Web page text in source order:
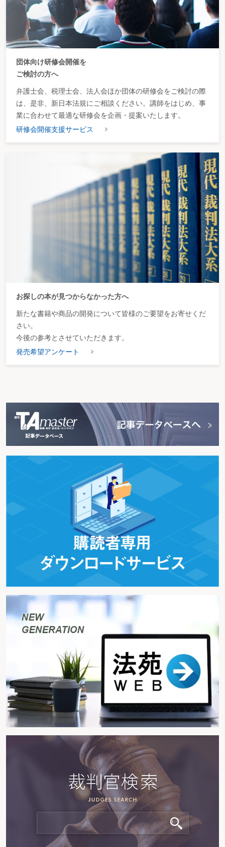
団体向け研修会開催を
ご検討の方へ
弁護士会、税理士会、法人会ほか団体の研修会をご検討の際
は、是非、新日本法規にご相談ください。講師をはじめ、事
業に合わせて最適な研修会を企画・提案いたします。
研修会開催支援サービス
お探しの本が見つからなかった方へ
新たな書籍や商品の開発について皆様のご要望をお寄せくだ
さい。
今後の参考とさせていただきます。
発売希望アンケート